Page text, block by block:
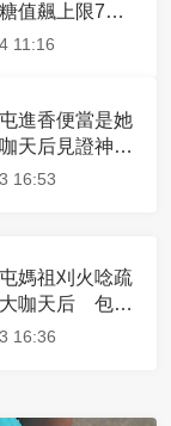
值飆上限7
因11:16
進香便當是她
天后見證神
祖就爆哭
16:53
媽祖刈火唸疏
咖天后 包尿
喊累
16:36